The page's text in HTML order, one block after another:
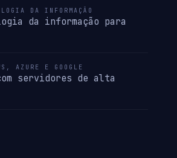
DA INFORMAÇÃO
da informação para
AZURE E GOOGLE
servidores de alta